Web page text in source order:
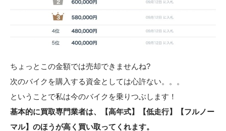
ちょっとこの金額では売却できませんね?
次のバイクを購入する資金としては心許ない。。。
ということで私は今のバイクを乗りつぶします！
基本的に買取専門業者は、【高年式】【低走行】【フルノー
マル】のほうが高く買い取ってくれます。